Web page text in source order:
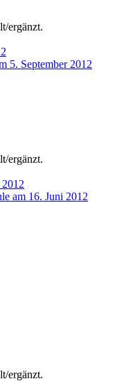
ergänzt.
5. September 2012
ergänzt.
am 16. Juni 2012
ergänzt.